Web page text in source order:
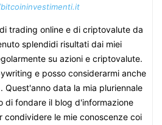
trading online e di criptovalute da
splendidi risultati dai miei
su azioni e criptovalute.
e posso considerarmi anche
Quest'anno data la mia pluriennale
di fondare il blog d'informazione
condividere le mie conoscenze coi